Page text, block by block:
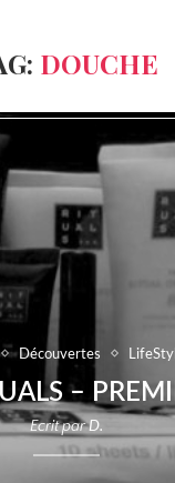
DOUCHE
Découvertes
–
Ecrit parD.